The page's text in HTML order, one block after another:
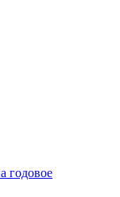
годовое